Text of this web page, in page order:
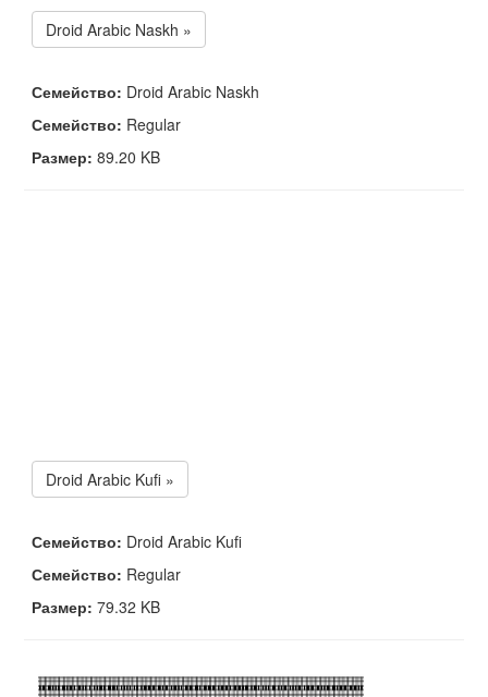
Droid Arabic Naskh »
Семейство: Droid Arabic Naskh
Семейство: Regular
Размер: 89.20 KB
Droid Arabic Kufi »
Семейство: Droid Arabic Kufi
Семейство: Regular
Размер: 79.32 KB